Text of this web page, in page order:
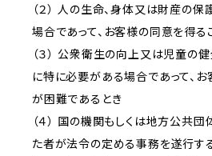
（２） 人の生命、身体又は財産の
場合であって、お客様の同意を得る
（３） 公衆衛生の向上又は児童の
に特に必要がある場合であって、
が困難であるとき
（４） 国の機関もしくは地方公共
た者が法令の定める事務を遂行す